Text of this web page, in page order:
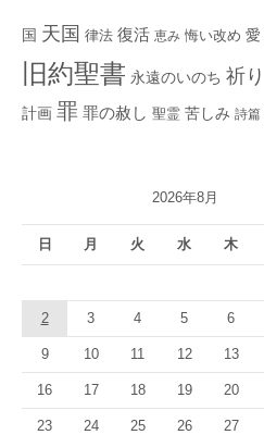
国 天国 律法 復活 恵み 悔い改め 愛
旧約聖書 永遠のいのち 祈り
計画 罪 罪の赦し 聖霊 苦しみ 詩篇
2026年8月
日 月 火 水 木
2 3 4 5 6
9 10 11 12 13
16 17 18 19 20
23 24 25 26 27